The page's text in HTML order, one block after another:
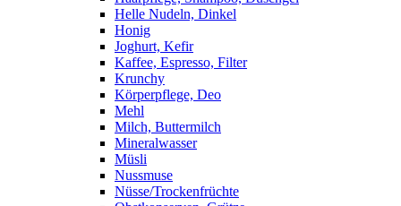
Helle Nudeln, Dinkel
Honig
Joghurt, Kefir
Kaffee, Espresso, Filter
Krunchy
Körperpflege, Deo
Mehl
Milch, Buttermilch
Mineralwasser
Müsli
Nussmuse
Nüsse/Trockenfrüchte